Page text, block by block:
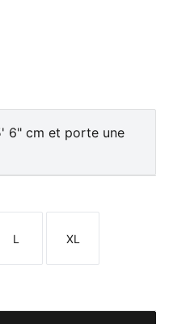
6" cm et porte une
Taille
L
Taille
XL